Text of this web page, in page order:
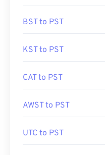
BST to PST
KST to PST
CAT to PST
AWST to PST
UTC to PST